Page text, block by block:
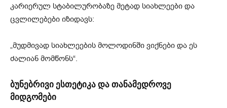
კარიერულ სტაბილურობაზე მეტად სიახლეები და
ცვლილებები იზიდავს:
„მუდმივად სიახლეების მოლოდინში ვიქნები და ეს
ძალიან მომწონს“.
ბუნებრივი ესთეტიკა და თანამედროვე
მიდგომები